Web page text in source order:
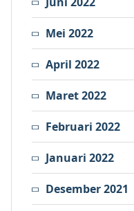
Mei 2022
April 2022
Maret 2022
Februari 2022
Januari 2022
Desember 2021